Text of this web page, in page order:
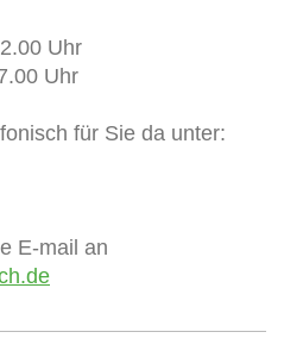
Uhr
Uhr
für Sie da unter:
E-mail an